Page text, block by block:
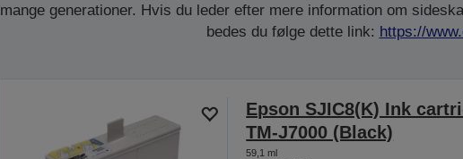
mange generationer. Hvis du leder efter mere information om
bedes du følge dette link: https://
Epson SJIC8(K) Ink
TM-J7000 (Black)
59,1 ml